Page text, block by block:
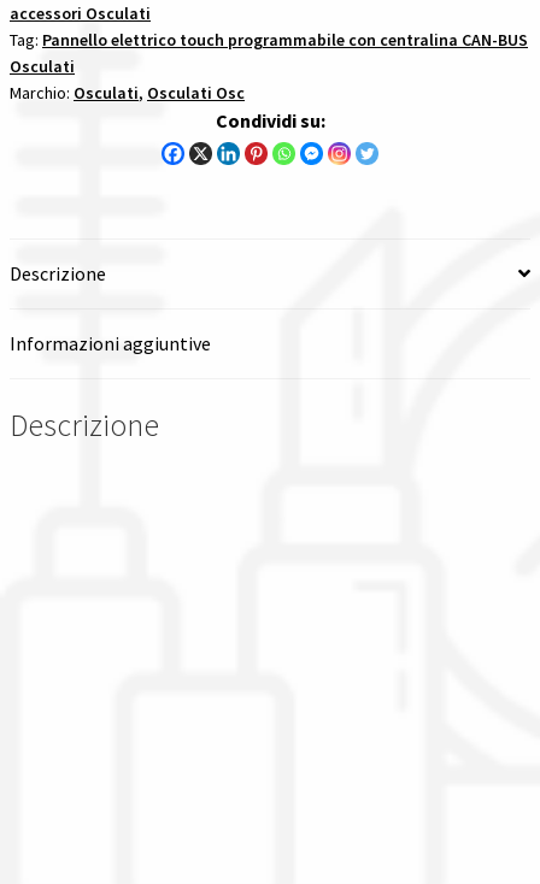
Per
14.691.Xx
pannello
elettrico
accessori Osculati
Tag: Pannello elettrico touch programmabile con centralina CAN-BUS
Osculati
Marchio: Osculati, Osculati Osc
Condividi su:
Descrizione
Informazioni aggiuntive
Descrizione